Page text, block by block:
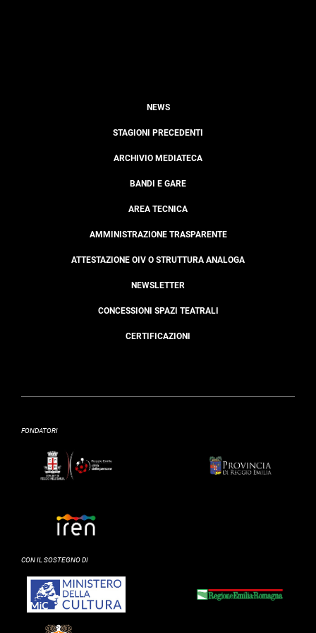
NEWS
STAGIONI PRECEDENTI
ARCHIVIO MEDIATECA
BANDI E GARE
AREA TECNICA
AMMINISTRAZIONE TRASPARENTE
ATTESTAZIONE OIV O STRUTTURA ANALOGA
NEWSLETTER
CONCESSIONI SPAZI TEATRALI
CERTIFICAZIONI
FONDATORI
CON IL SOSTEGNO DI